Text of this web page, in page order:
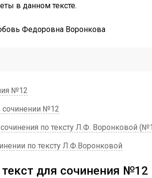
в данном тексте.
№12
сочинении №12
по тексту Л.Ф. Воронковой
по тексту Л.Ф.Воронковой
для сочинения №12